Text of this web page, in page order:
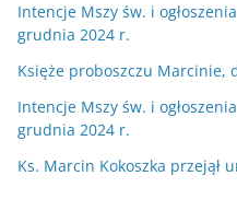
Intencje Mszy św. i
grudnia 2024 r.
Księże proboszczu Marcinie,
Intencje Mszy św. i
grudnia 2024 r.
Ks. Marcin Kokoszka przejął